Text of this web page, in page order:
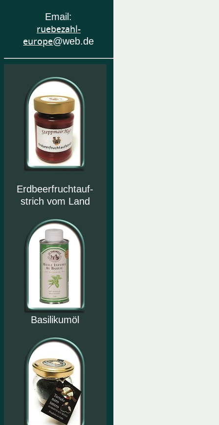
Email:
ruebezahl-
europe@web.de
Erdbeerfruchtauf-
strich vom Land
Basilikumöl